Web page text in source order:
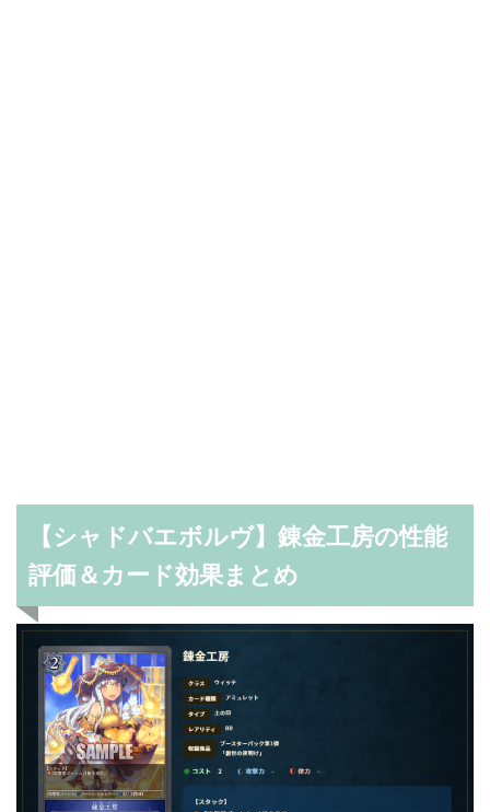
【シャドバエボルヴ】錬金工房の性能
評価＆カード効果まとめ